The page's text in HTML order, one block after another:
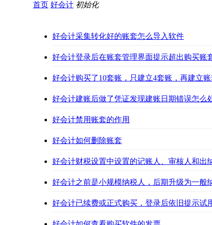
首页 好会计 初始化
好会计采集转化好的账套怎么导入软件
好会计登录后在账套管理界面提示超出购买账
好会计购买了10套账，只建立4套账，再建立
好会计建账后做了凭证发现建账日期错误怎么
好会计禁用账套的作用
好会计如何删除账套
好会计财税设置中设置的记账人、审核人和出
好会计之前是小规模纳税人，后期升级为一般
好会计已续费或正式购买，登录后依旧提示试